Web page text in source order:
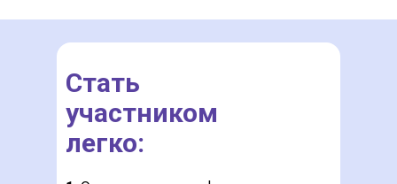
Стать
участником
легко: